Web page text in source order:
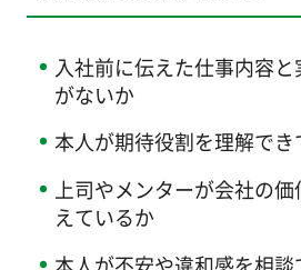
入社前に伝えた仕事内容
がないか
本人が期待役割を理解でき
上司やメンターが会社の
えているか